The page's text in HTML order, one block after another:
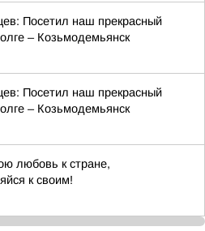
Посетил наш прекрасный
– Козьмодемьянск
Посетил наш прекрасный
– Козьмодемьянск
любовь к стране,
к своим!